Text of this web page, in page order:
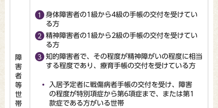
障
害
者
等
世
帯
身体障害者の1級から4級の手帳の交付を受けてい
る方
精神障害者の1級から2級の手帳の交付を受けてい
る方
知的障害者で、その程度が精神障がいの程度に相当
する程度であり、療育手帳の交付を受けている方
入居予定者に戦傷病者手帳の交付を受け、障害
の程度が特別項症から第6項症まで、または第1
款症である方がいる世帯